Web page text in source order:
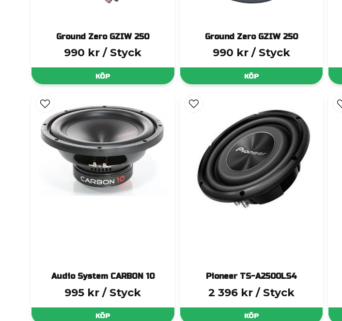
Ground Zero GZIW 250
990 kr / Styck
KÖP
Ground Zero GZIW 250
990 kr / Styck
KÖP
Audio System CARBON 10
995 kr / Styck
KÖP
Pioneer TS-A2500LS4
2 396 kr / Styck
KÖP